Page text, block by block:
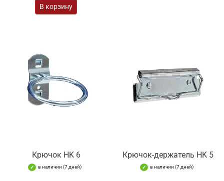
В корзину
Крючок HK 6
в наличии (7 дней)
Крючок-держатель HK 5
в наличии (7 дней)